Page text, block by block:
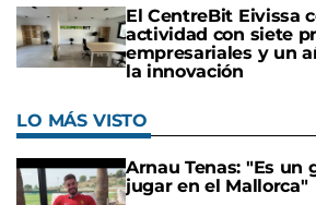
El CentreBit Eivissa
actividad con siete
empresariales y un
la innovación
LO MÁS VISTO
Arnau Tenas: "Es un
jugar en el Mallorca"